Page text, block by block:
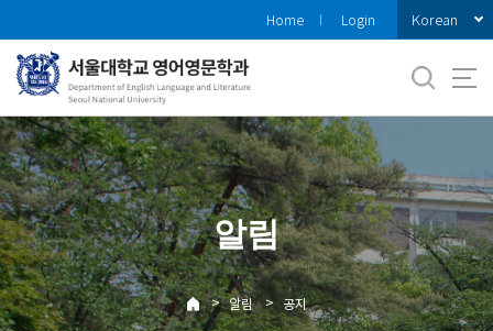
로
메
뉴
Home Login Korean
알림
> 알림 > 공지